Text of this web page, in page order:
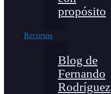
propósito
Recursos
Blog de
Fernando
Rodríguez